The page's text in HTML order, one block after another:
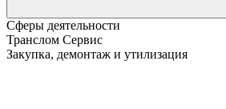
Сферы деятельности
Транслом Сервис
Закупка, демонтаж и утилизация